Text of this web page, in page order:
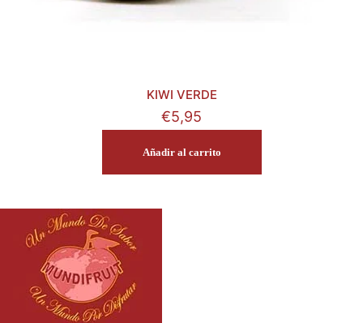
KIWI VERDE
€5,95
Añadir al carrito